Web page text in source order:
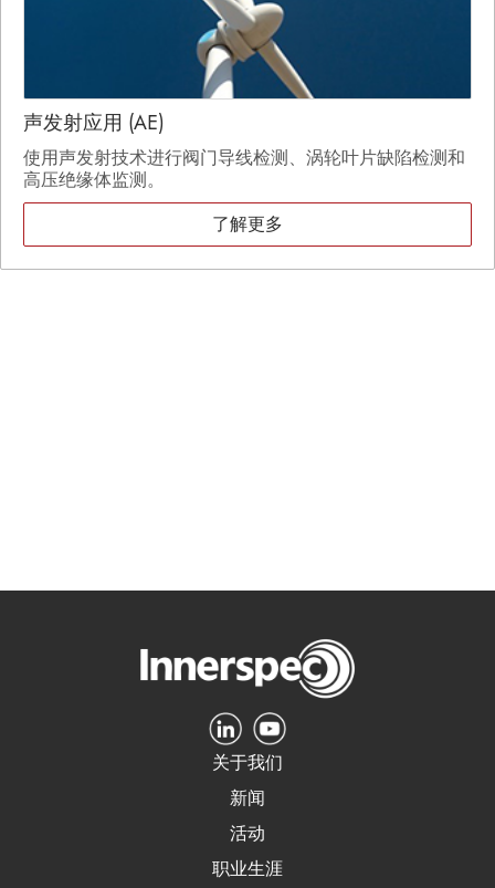
声发射应用 (AE)
使用声发射技术进行阀门导线检测、涡轮叶片缺陷检测和
高压绝缘体监测。
了解更多
关于我们
新闻
活动
职业生涯